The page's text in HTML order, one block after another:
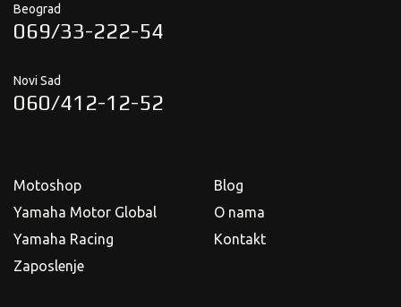
Beograd
069/33-222-54
Novi Sad
060/412-12-52
Motoshop
Yamaha Motor Global
Yamaha Racing
Zaposlenje
Blog
O nama
Kontakt